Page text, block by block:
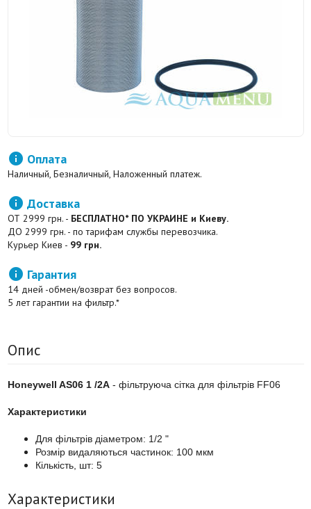
 Оплата
Наличный, Безналичный, Наложенный платеж.
 Доставка
ОТ 2999 грн. - БЕСПЛАТНО* ПО УКРАИНЕ и Киеву.
ДО 2999 грн. - по тарифам службы перевозчика.
Курьер Киев - 99 грн.
 Гарантия
14 дней -обмен/возврат без вопросов.
5 лет гарантии на фильтр.*
Опис
Honeywell AS06 1 /2A- фільтруюча сітка для фільтрів FF06
Характеристики
Для фільтрів діаметром: 1/2 "
Розмір видаляються частинок: 100 мкм
Кількість, шт: 5
Характеристики